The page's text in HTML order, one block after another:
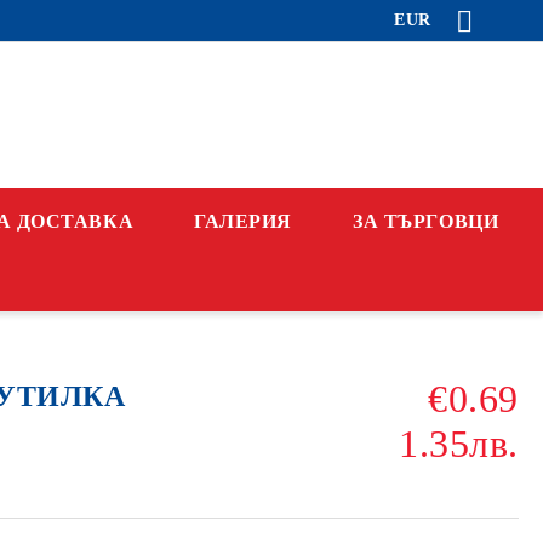
EUR
ДОСТАВКА ГАЛЕРИЯ ЗА ТЪРГОВЦИ
€0.69
1.35лв.